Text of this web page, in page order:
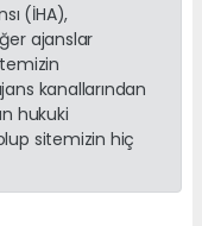
(İHA),
ajanslar
kanallarından
hukuki
sitemizin hiç